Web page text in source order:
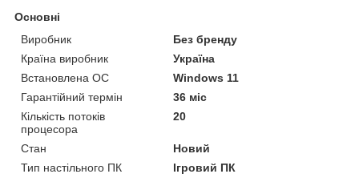
Основні
Виробник
Без бренду
Країна виробник
Україна
Встановлена ОС
Windows 11
Гарантійний термін
36 міс
Кількість потоків
процесора
20
Стан
Новий
Тип настільного ПК
Ігровий ПК